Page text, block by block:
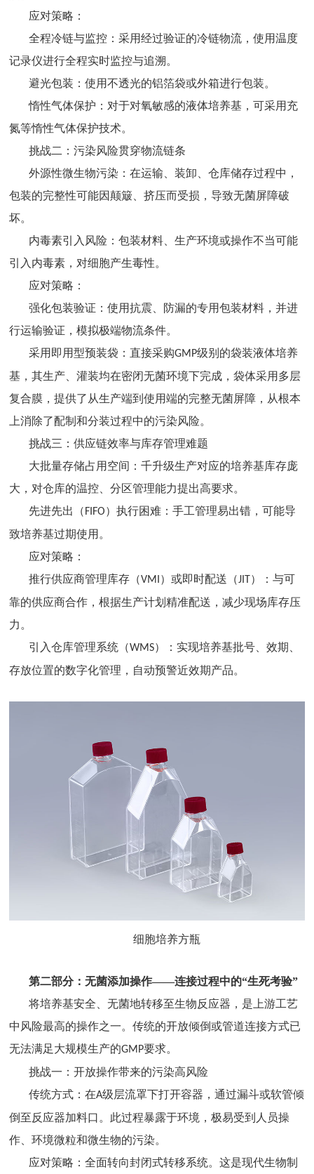
应对策略：
全程冷链与监控：采用经过验证的冷链物流，使用温度
记录仪进行全程实时监控与追溯。
避光包装：使用不透光的铝箔袋或外箱进行包装。
惰性气体保护：对于对氧敏感的液体培养基，可采用充
氮等惰性气体保护技术。
挑战二：污染风险贯穿物流链条
外源性微生物污染：在运输、装卸、仓库储存过程中，
包装的完整性可能因颠簸、挤压而受损，导致无菌屏障破
坏。
内毒素引入风险：包装材料、生产环境或操作不当可能
引入内毒素，对细胞产生毒性。
应对策略：
强化包装验证：使用抗震、防漏的专用包装材料，并进
行运输验证，模拟极端物流条件。
采用即用型预装袋：直接采购GMP级别的袋装液体培养
基，其生产、灌装均在密闭无菌环境下完成，袋体采用多层
复合膜，提供了从生产端到使用端的完整无菌屏障，从根本
上消除了配制和分装过程中的污染风险。
挑战三：供应链效率与库存管理难题
大批量存储占用空间：千升级生产对应的培养基库存庞
大，对仓库的温控、分区管理能力提出高要求。
先进先出（ FIFO）执行困难：手工管理易出错，可能导
致培养基过期使用。
应对策略：
推行供应商管理库存（VMI ）或即时配送（JIT ）：与可
靠的供应商合作，根据生产计划精准配送，减少现场库存压
力。
引入仓库管理系统（WMS）：实现培养基批号、效期、
存放位置的数字化管理，自动预警近效期产品。
细胞培养方瓶
第二部分：无菌添加操作——连接过程中的“生死考验”
将培养基安全、无菌地转移至生物反应器，是上游工艺
中风险最高的操作之一。传统的开放倾倒或管道连接方式已
无法满足大规模生产的GMP要求。
挑战一：开放操作带来的污染高风险
传统方式：在A级层流罩下打开容器，通过漏斗或软管倾
倒至反应器加料口。此过程暴露于环境，极易受到人员操
作、环境微粒和微生物的污染。
应对策略：全面转向封闭式转移系统。这是现代生物制